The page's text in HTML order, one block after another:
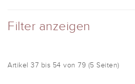
Filter anzeigen
Artikel 37 bis 54 von 79 (5 Seiten)